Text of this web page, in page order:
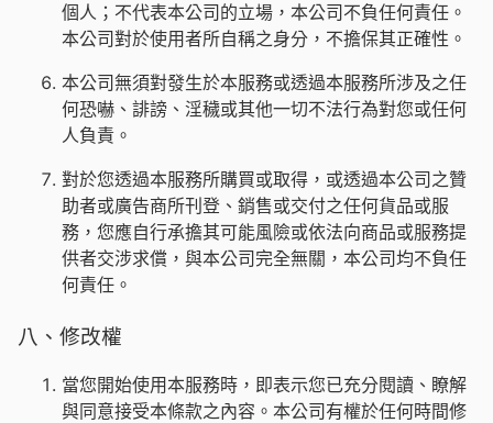
個人；不代表本公司的立場，本公司不負任何責任。
本公司對於使用者所自稱之身分，不擔保其正確性。
本公司無須對發生於本服務或透過本服務所涉及之任
何恐嚇、誹謗、淫穢或其他一切不法行為對您或任何
人負責。
對於您透過本服務所購買或取得，或透過本公司之贊
助者或廣告商所刊登、銷售或交付之任何貨品或服
務，您應自行承擔其可能風險或依法向商品或服務提
供者交涉求償，與本公司完全無關，本公司均不負任
何責任。
八、修改權
當您開始使用本服務時，即表示您已充分閱讀、瞭解
與同意接受本條款之內容。本公司有權於任何時間修